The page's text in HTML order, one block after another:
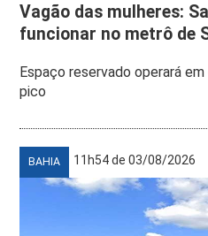
Vagão das mulheres:
funcionar no metrô de
Espaço reservado operará
pico
BAHIA 11h54 de 03/08/2026